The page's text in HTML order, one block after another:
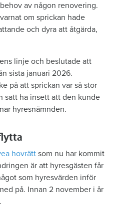
av någon renovering.
om sprickan hade
och dyra att åtgärda,
linje och beslutade att
sista januari 2026.
på att sprickan var så stor
satt ha insett att den kunde
hyresnämnden.
hovrättsom nu har kommit
är att hyresgästen får
som hyresvärden inför
på. Innan 2 november i år